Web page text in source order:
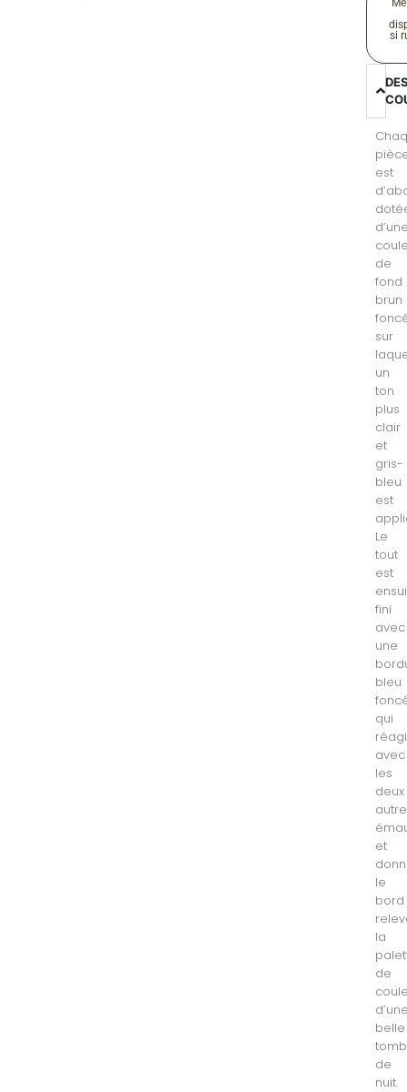
si
est
de
fond
brun
sur
un
ton
plus
clair
et
gris-
bleu
est
Le
tout
est
fini
avec
une
bleu
qui
avec
les
deux
et
le
bord
la
de
belle
de
nuit.